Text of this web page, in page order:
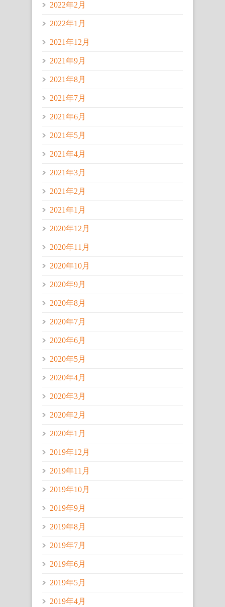
2022年2月
2022年1月
2021年12月
2021年9月
2021年8月
2021年7月
2021年6月
2021年5月
2021年4月
2021年3月
2021年2月
2021年1月
2020年12月
2020年11月
2020年10月
2020年9月
2020年8月
2020年7月
2020年6月
2020年5月
2020年4月
2020年3月
2020年2月
2020年1月
2019年12月
2019年11月
2019年10月
2019年9月
2019年8月
2019年7月
2019年6月
2019年5月
2019年4月